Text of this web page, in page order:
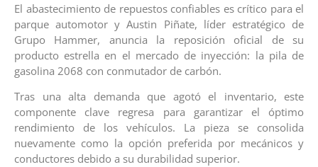
El abastecimiento de repuestos confiables es crítico para el
parque automotor y Austin Piñate, líder estratégico de
Grupo Hammer, anuncia la reposición oficial de su
producto estrella en el mercado de inyección: la pila de
gasolina 2068 con conmutador de carbón.
Tras una alta demanda que agotó el inventario, este
componente clave regresa para garantizar el óptimo
rendimiento de los vehículos. La pieza se consolida
nuevamente como la opción preferida por mecánicos y
conductores debido a su durabilidad superior.